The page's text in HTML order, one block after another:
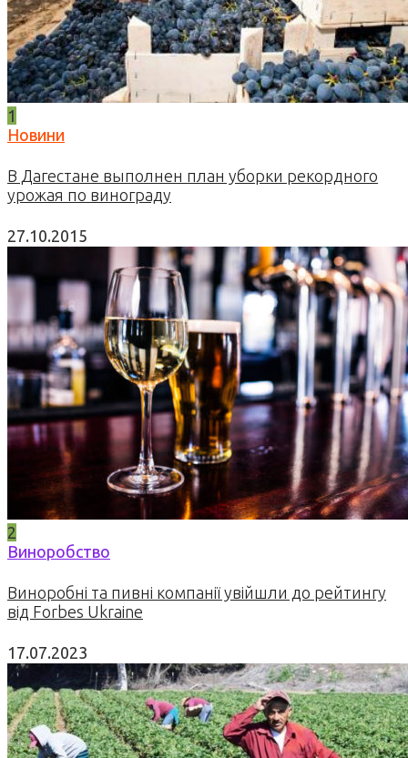
1
Новини
В Дагестане выполнен план уборки рекордного
урожая по винограду
27.10.2015
2
Виноробство
Виноробні та пивні компанії увійшли до рейтингу
від Forbes Ukraine
17.07.2023